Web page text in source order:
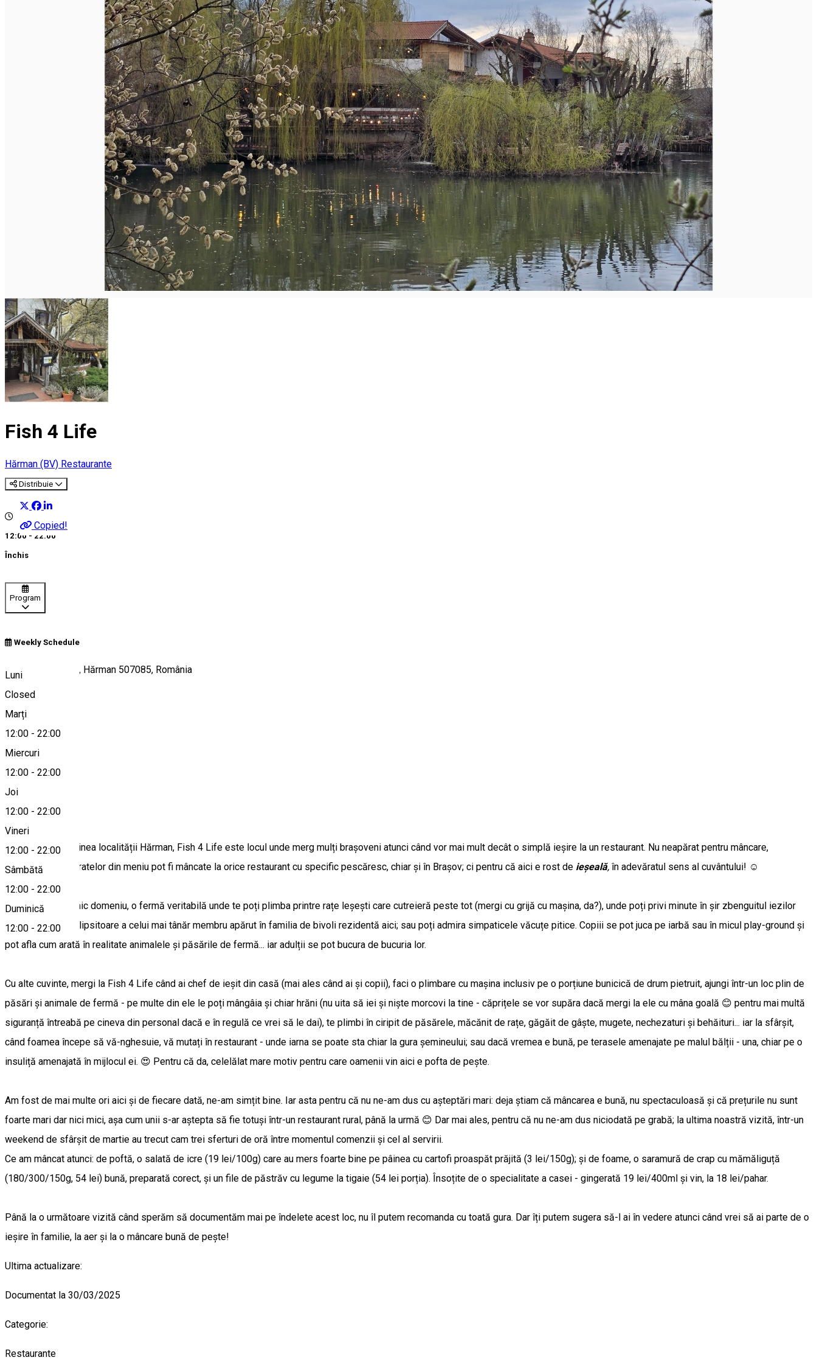
Fish 4 Life
Hărman (BV) Restaurante
Distribuie
Copied!
12:00 - 22:00
Închis
Program
Weekly Schedule
Luni
Closed
Marți
12:00 - 22:00
Miercuri
12:00 - 22:00
Joi
12:00 - 22:00
Vineri
12:00 - 22:00
Sâmbătă
12:00 - 22:00
Duminică
12:00 - 22:00
Strada Lacurilor 1, Hărman 507085, România
Hartă
Despre
Amplasat la marginea localității Hărman, Fish 4 Life este locul unde merg mulți brașoveni atunci când vor mai mult decât o simplă ieșire la un restaurant. Nu neapărat pentru mâncare,
majoritatea preparatelor din meniu pot fi mâncate la orice restaurant cu specific pescăresc, chiar și în Brașov; ci pentru că aici e rost de ieșeală, în adevăratul sens al cuvântului! ☺️
Fish 4 Life e un mic domeniu, o fermă veritabilă unde te poți plimba printre rațe leșești care cutreieră peste tot (mergi cu grijă cu mașina, da?), unde poți privi minute în șir zbenguitul iezilor
sau leneveala molipsitoare a celui mai tânăr membru apărut în familia de bivoli rezidentă aici; sau poți admira simpaticele văcuțe pitice. Copiii se pot juca pe iarbă sau în micul play-ground și
pot afla cum arată în realitate animalele și păsările de fermă... iar adulții se pot bucura de bucuria lor.
Cu alte cuvinte, mergi la Fish 4 Life când ai chef de ieșit din casă (mai ales când ai și copii), faci o plimbare cu mașina inclusiv pe o porțiune bunicică de drum pietruit, ajungi într-un loc plin de
păsări și animale de fermă - pe multe din ele le poți mângâia și chiar hrăni (nu uita să iei și niște morcovi la tine - căprițele se vor supăra dacă mergi la ele cu mâna goală 😊 pentru mai multă
siguranță întreabă pe cineva din personal dacă e în regulă ce vrei să le dai), te plimbi în ciripit de păsărele, măcănit de rațe, găgăit de gâște, mugete, nechezaturi și behăituri... iar la sfârșit,
când foamea începe să vă-nghesuie, vă mutați în restaurant - unde iarna se poate sta chiar la gura șemineului; sau dacă vremea e bună, pe terasele amenajate pe malul bălții - una, chiar pe o
insuliță amenajată în mijlocul ei. 😍 Pentru că da, celelălat mare motiv pentru care oamenii vin aici e pofta de pește.
Am fost de mai multe ori aici și de fiecare dată, ne-am simțit bine. Iar asta pentru că nu ne-am dus cu așteptări mari: deja știam că mâncarea e bună, nu spectaculoasă și că prețurile nu sunt
foarte mari dar nici mici, așa cum unii s-ar aștepta să fie totuși într-un restaurant rural, până la urmă 😊 Dar mai ales, pentru că nu ne-am dus niciodată pe grabă; la ultima noastră vizită, într-un
weekend de sfârșit de martie au trecut cam trei sferturi de oră între momentul comenzii și cel al servirii.
Ce am mâncat atunci: de poftă, o salată de icre (19 lei/100g) care au mers foarte bine pe pâinea cu cartofi proaspăt prăjită (3 lei/150g); și de foame, o saramură de crap cu mămăliguță
(180/300/150g, 54 lei) bună, preparată corect, și un file de păstrăv cu legume la tigaie (54 lei porția). Însoțite de o specialitate a casei - gingerată 19 lei/400ml și vin, la 18 lei/pahar.
Până la o următoare vizită când sperăm să documentăm mai pe îndelete acest loc, nu îl putem recomanda cu toată gura. Dar îți putem sugera să-l ai în vedere atunci când vrei să ai parte de o
ieșire în familie, la aer și la o mâncare bună de pește!
Ultima actualizare:
Documentat la 30/03/2025
Categorie:
Restaurante